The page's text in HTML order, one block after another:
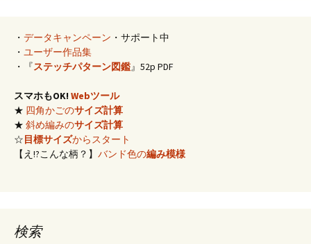
・ データキャンペーン ・サポート中
・ ユーザー作品集
・『ステッチパターン図鑑』52p PDF
スマホもOK! Webツール
★ 四角かごのサイズ計算
★ 斜め編みのサイズ計算
☆目標サイズからスタート
【え!?こんな柄？】 バンド色の編み模様
検索